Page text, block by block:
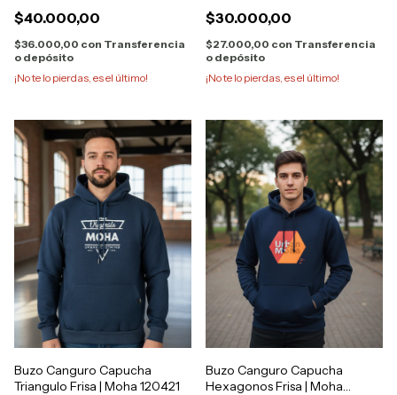
$40.000,00
$36.000,00 con Transferencia
o depósito
¡No te lo pierdas, es el último!
$30.000,00
$27.000,00 con Transferencia
o depósito
¡No te lo pierdas, es el último!
Buzo Canguro Capucha
Triangulo Frisa | Moha 120421
Buzo Canguro Capucha
Hexagonos Frisa | Moha